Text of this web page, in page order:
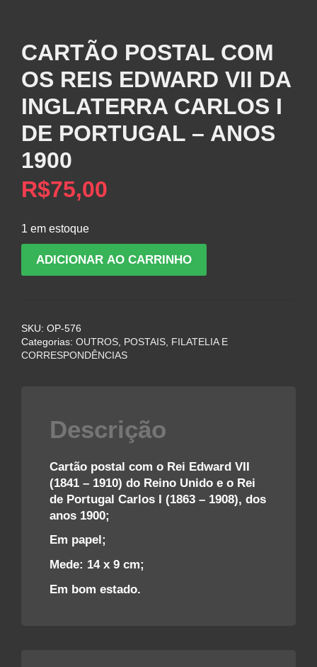
CARTÃO POSTAL COM
OS REIS EDWARD VII DA
INGLATERRA CARLOS I
DE PORTUGAL – ANOS
1900
R$75,00
1 em estoque
POSTAL
EDWARD
VII
ANOS
quantidade
ADICIONAR AO CARRINHO
SKU: OP-576
Categorias: OUTROS POSTAIS, FILATELIA E
CORRESPONDÊNCIAS
Descrição
Cartão postal com o Rei Edward VII
(1841 – 1910) do Reino Unido e o Rei
de Portugal Carlos I (1863 – 1908), dos
anos 1900;
Em papel;
Mede: 14 x 9 cm;
Em bom estado.